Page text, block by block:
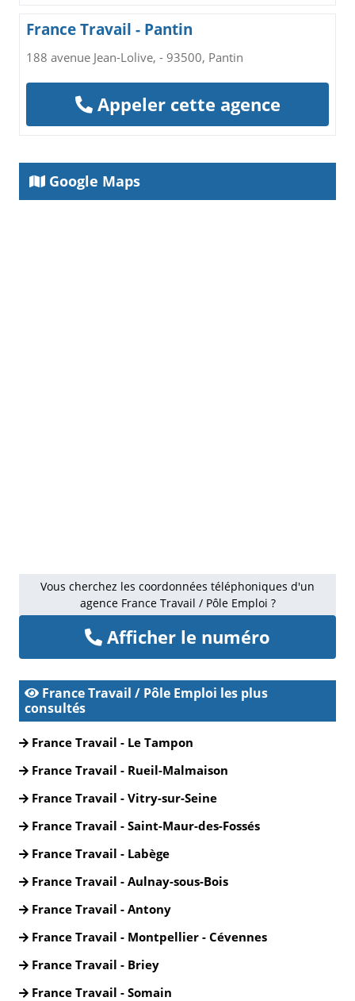
France Travail - Pantin
188 avenue Jean-Lolive, - 93500, Pantin
Appeler cette agence
Google Maps
Vous cherchez les coordonnées téléphoniques d'un
agence France Travail / Pôle Emploi ?
Afficher le numéro
France Travail / Pôle Emploi les plus
consultés
France Travail - Le Tampon
France Travail - Rueil-Malmaison
France Travail - Vitry-sur-Seine
France Travail - Saint-Maur-des-Fossés
France Travail - Labège
France Travail - Aulnay-sous-Bois
France Travail - Antony
France Travail - Montpellier - Cévennes
France Travail - Briey
France Travail - Somain